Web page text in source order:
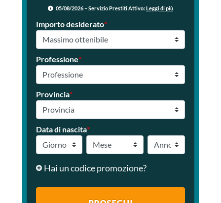
05/08/2026 – Servizio Prestiti Attivo:Leggi di più
Importo desiderato*
Professione*
Provincia*
Data di nascita*
Hai un codice promozione?